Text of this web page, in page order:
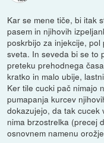
Kar se mene tiče, bi itak
pasem in njihovih
poskrbijo za injekcije,
sveta. In seveda bi se to
preteku prehodnega
kratko in malo ubije,
Ker tile cucki pač nimajo
pumapanja kurcev
dokazujejo, da tak cucek
nima brzostrelka (precej
osnovnem namenu